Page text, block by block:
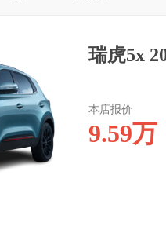
瑞虎5x
本店报价
9.59万